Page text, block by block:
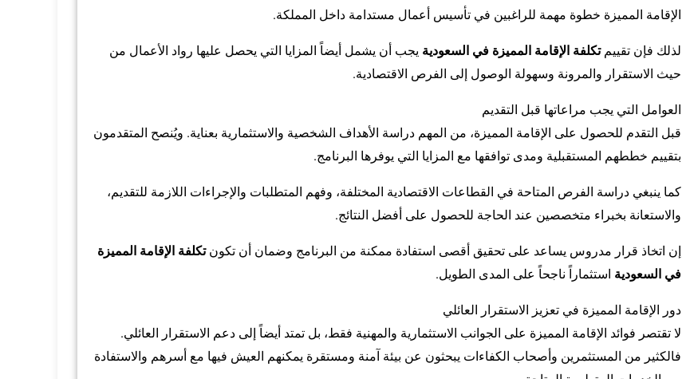
الإقامة المميزة خطوة مهمة للراغبين في تأسيس أعمال مستدامة داخل المملكة.
لذلك فإن تقييمتكلفة الإقامة المميزة في السعودية يجب أن يشمل أيضاً المزايا التي يحصل عليها رواد الأعمال من
حيث الاستقرار والمرونة وسهولة الوصول إلى الفرص الاقتصادية.
العوامل التي يجب مراعاتها قبل التقديم
قبل التقدم للحصول على الإقامة المميزة، من المهم دراسة الأهداف الشخصية والاستثمارية بعناية. ويُنصح المتقدمون
بتقييم خططهم المستقبلية ومدى توافقها مع المزايا التي يوفرها البرنامج.
كما ينبغي دراسة الفرص المتاحة في القطاعات الاقتصادية المختلفة، وفهم المتطلبات والإجراءات اللازمة للتقديم،
والاستعانة بخبراء متخصصين عند الحاجة للحصول على أفضل النتائج.
إن اتخاذ قرار مدروس يساعد على تحقيق أقصى استفادة ممكنة من البرنامج وضمان أن تكونتكلفة الإقامة المميزة
في السعودية استثماراً ناجحاً على المدى الطويل.
دور الإقامة المميزة في تعزيز الاستقرار العائلي
لا تقتصر فوائد الإقامة المميزة على الجوانب الاستثمارية والمهنية فقط، بل تمتد أيضاً إلى دعم الاستقرار العائلي.
فالكثير من المستثمرين وأصحاب الكفاءات يبحثون عن بيئة آمنة ومستقرة يمكنهم العيش فيها مع أسرهم والاستفادة